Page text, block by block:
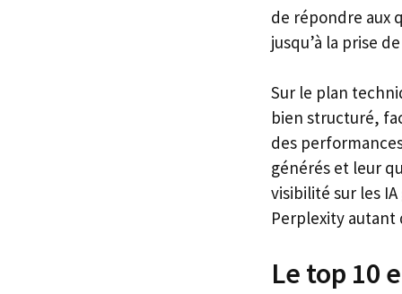
de répondre aux
jusqu’à la prise
Sur le plan
bien structuré,
des
générés et leur
visibilité sur les
Perplexity autant
Le top 10